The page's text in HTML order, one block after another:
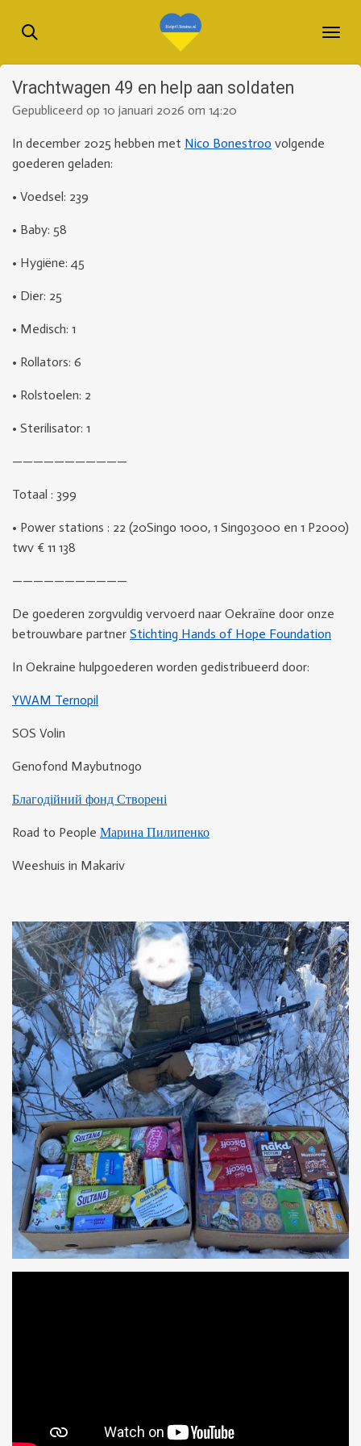
direct
de
hoofdinhoud
Vrachtwagen 49 en help aan soldaten
Gepubliceerd op 10 januari 2026 om 14:20
In december 2025 hebben met Nico Bonestroo volgende
goederen geladen:
• Voedsel: 239
• Baby: 58
• Hygiëne: 45
• Dier: 25
• Medisch: 1
• Rollators: 6
• Rolstoelen: 2
• Sterilisator: 1
———————————
Totaal : 399
• Power stations : 22 (20Singo 1000, 1 Singo3000 en 1 P2000)
twv € 11 138
———————————
De goederen zorgvuldig vervoerd naar Oekraïne door onze
betrouwbare partner Stichting Hands of Hope Foundation
In Oekraine hulpgoederen worden gedistribueerd door:
YWAM Ternopil
SOS Volin
Genofond Maybutnogo
Благодійний фонд Створені
Road to People Марина Пилипенко
Weeshuis in Makariv